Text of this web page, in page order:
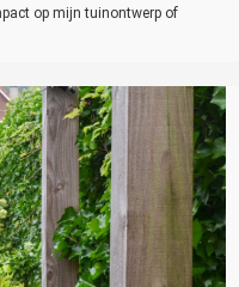
op mijn tuinontwerp of